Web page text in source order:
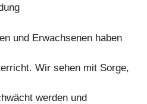
und Erwachsenen haben
Wir sehen mit Sorge,
werden und